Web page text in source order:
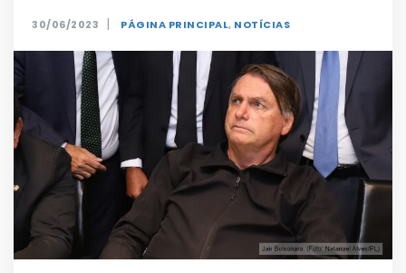
30/06/2023 | PÁGINA PRINCIPAL, NOTÍCIAS